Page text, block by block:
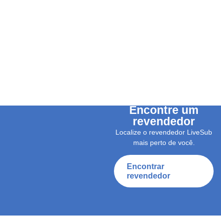
Encontre um
revendedor
Localize o revendedor LiveSub
mais perto de você.
Encontrar
revendedor